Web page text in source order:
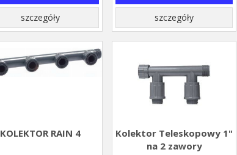
szczegóły szczegóły
KOLEKTOR RAIN 4
Kolektor Teleskopowy 1"
na 2 zawory